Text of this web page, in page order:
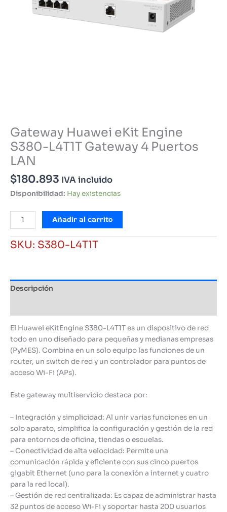
Gateway Huawei eKit Engine
S380-L4T1T Gateway 4 Puertos
LAN
$180.893 IVA incluido
Disponibilidad: Hay existencias
Gateway
Huawei
eKit
Engine
Gateway
LAN
cantidad
Añadir al carrito
SKU: S380-L4T1T
Descripción
El Huawei eKitEngine S380-L4T1T es un dispositivo de red
todo en uno diseñado para pequeñas y medianas empresas
(PyMES). Combina en un solo equipo las funciones de un
router, un switch de red y un controlador para puntos de
acceso Wi-Fi (APs).
Este gateway multiservicio destaca por:
– Integración y simplicidad: Al unir varias funciones en un
solo aparato, simplifica la configuración y gestión de la red
para entornos de oficina, tiendas o escuelas.
– Conectividad de alta velocidad: Permite una
comunicación rápida y eficiente con sus cinco puertos
gigabit Ethernet (uno para la conexión a internet y cuatro
para la red local).
– Gestión de red centralizada: Es capaz de administrar hasta
32 puntos de acceso Wi-Fi y soportar hasta 200 usuarios